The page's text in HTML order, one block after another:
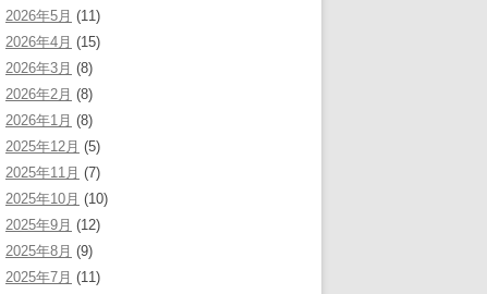
2026年5月 (11)
2026年4月 (15)
2026年3月 (8)
2026年2月 (8)
2026年1月 (8)
2025年12月 (5)
2025年11月 (7)
2025年10月 (10)
2025年9月 (12)
2025年8月 (9)
2025年7月 (11)